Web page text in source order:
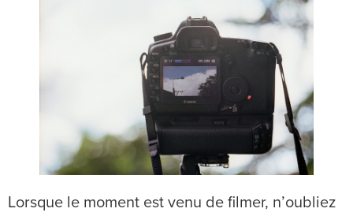
Lorsque le moment est venu de filmer, n’oubliez